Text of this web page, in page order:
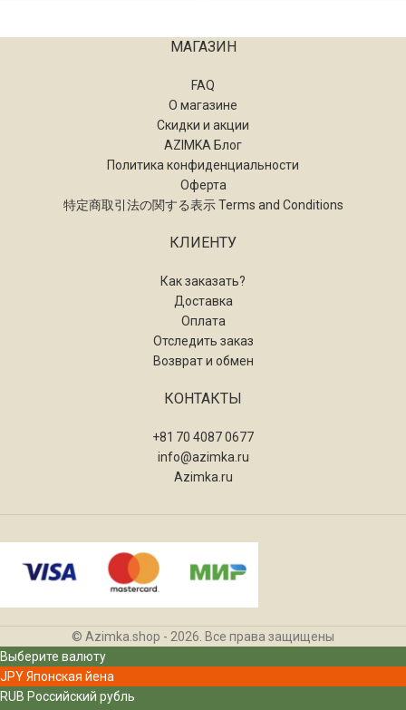
МАГАЗИН
FAQ
О магазине
Скидки и акции
AZIMKA Блог
Политика конфиденциальности
Оферта
特定商取引法の関する表示 Terms and Conditions
КЛИЕНТУ
Как заказать?
Доставка
Оплата
Отследить заказ
Возврат и обмен
КОНТАКТЫ
+81 70 4087 0677
info@azimka.ru
Azimka.ru
© Azimka.shop - 2026. Все права защищены
Выберите валюту
JPYЯпонская йена
RUB Российский рубль